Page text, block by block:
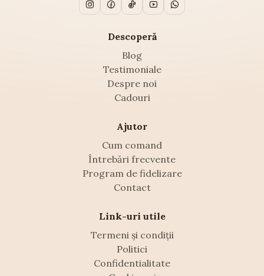
Descoperă
Blog
Testimoniale
Despre noi
Cadouri
Ajutor
Cum comand
Întrebări frecvente
Program de fidelizare
Contact
Link-uri utile
Termeni și condiții
Politici
Confidentialitate